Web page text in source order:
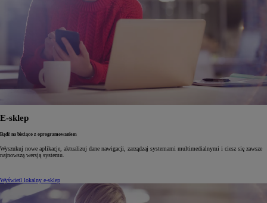
E-sklep
Bądź na bieżąco z oprogramowaniem
Wyszukuj nowe aplikacje, aktualizuj dane nawigacji, zarządzaj systemami multimedialnymi i ciesz się zawsze
najnowszą wersją systemu.
Wyświetl lokalny e-sklep